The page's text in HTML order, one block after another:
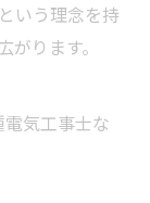
いう理念を持
ります。
気工事士な